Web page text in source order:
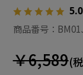
5.0
商品番号：
￥6,589(